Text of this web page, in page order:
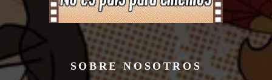
SOBRE NOSOTROS